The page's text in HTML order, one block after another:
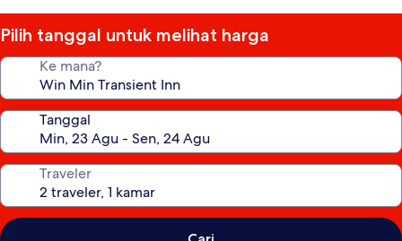
Pilih tanggal untuk melihat harga
Ke mana?
Tanggal
Traveler